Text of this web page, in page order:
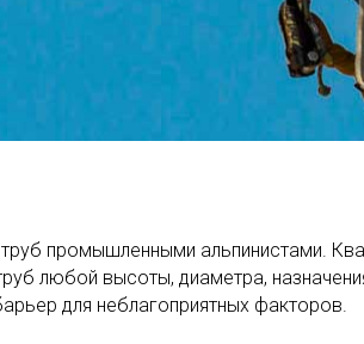
промышленными альпинистами.
любой высоты, диаметра,
для неблагоприятных факторов.